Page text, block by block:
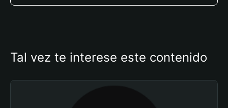
Tal vez te interese este contenido